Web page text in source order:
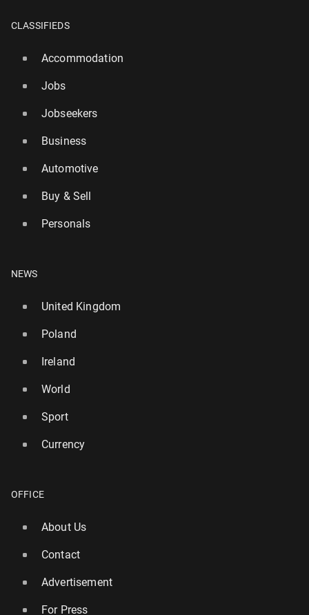
CLASSIFIEDS
Accommodation
Jobs
Jobseekers
Business
Automotive
Buy & Sell
Personals
NEWS
United Kingdom
Poland
Ireland
World
Sport
Currency
OFFICE
About Us
Contact
Advertisement
For Press